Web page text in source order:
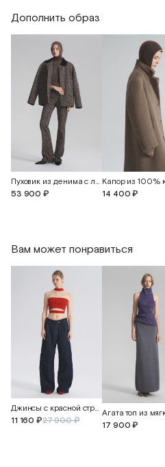
Дополнить образ
Пуховик из денима с леопардовым принтом и вельветовым воротником
53 900 ₽
14 400 ₽
Вам может понравиться
Джинсы с красной строчкой
11 160 ₽27 900 ₽
17 900 ₽